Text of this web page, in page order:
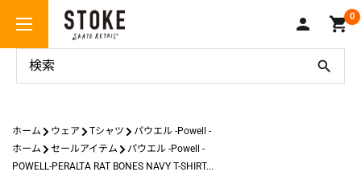
テ
Stoke
Skate
0
ホーム ウェア Tシャツ
パウエル -Powell -
ホーム
セールアイテム
パウエル -Powell -
POWELL-PERALTA RAT BONES NAVY T-SHIRT...